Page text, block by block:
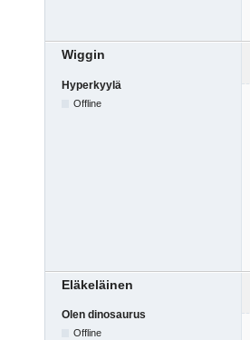
Wiggin
Hyperkyylä
Offline
Eläkeläinen
Olen dinosaurus
Offline